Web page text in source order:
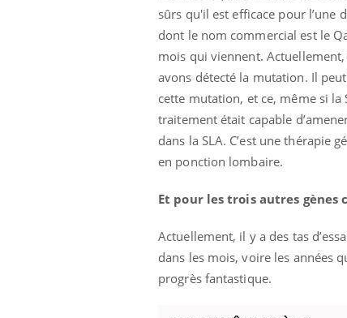
sûrs qu'il est efficace pour l’une
dont le nom commercial est le
mois qui viennent.
avons détecté la mutation. Il
cette mutation, et ce, même si la
traitement était capable
dans la SLA. C’est une thérapie
en ponction lombaire.
Et pour les trois autres gènes
Actuellement, il y a des tas
dans les mois, voire les années
progrès fantastique.
COUP DE FOOD sur le diabèteYoutube
Coup de food sur le diabète, c'est votre
nouveau rendez-vous culinaire qui
épisode, une ...